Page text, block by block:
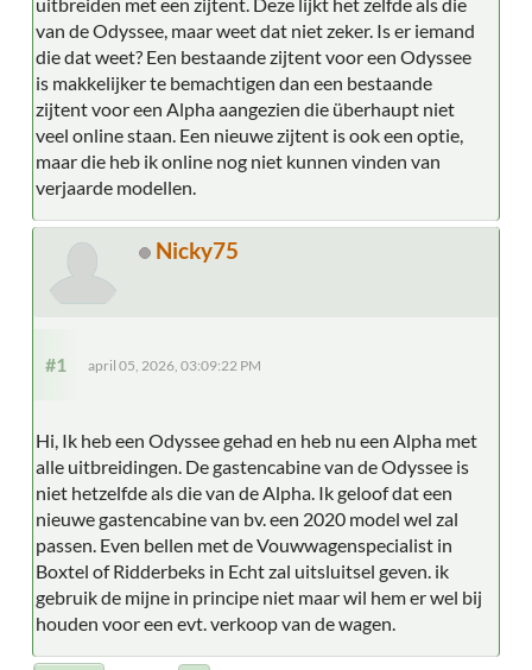
van de Odyssee, maar weet dat niet zeker. Is er iemand
die dat weet? Een bestaande zijtent voor een Odyssee
is makkelijker te bemachtigen dan een bestaande
zijtent voor een Alpha aangezien die überhaupt niet
veel online staan. Een nieuwe zijtent is ook een optie,
maar die heb ik online nog niet kunnen vinden van
verjaarde modellen.
Nicky75
#1 april 05, 2026, 03:09:22 PM
Hi, Ik heb een Odyssee gehad en heb nu een Alpha met
alle uitbreidingen. De gastencabine van de Odyssee is
niet hetzelfde als die van de Alpha. Ik geloof dat een
nieuwe gastencabine van bv. een 2020 model wel zal
passen. Even bellen met de Vouwwagenspecialist in
Boxtel of Ridderbeks in Echt zal uitsluitsel geven. ik
gebruik de mijne in principe niet maar wil hem er wel bij
houden voor een evt. verkoop van de wagen.